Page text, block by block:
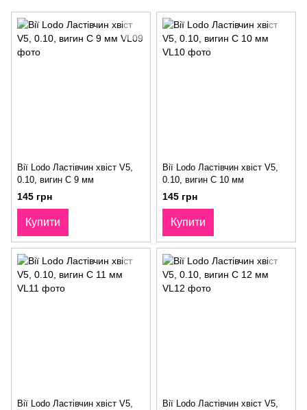
Вії Lodo Ластівчин хвіст V5,
0.10, вигин С 9 мм
145 грн
Купити
Вії Lodo Ластівчин хвіст V5,
0.10, вигин С 10 мм
145 грн
Купити
Вії Lodo Ластівчин хвіст V5,
Вії Lodo Ластівчин хвіст V5,